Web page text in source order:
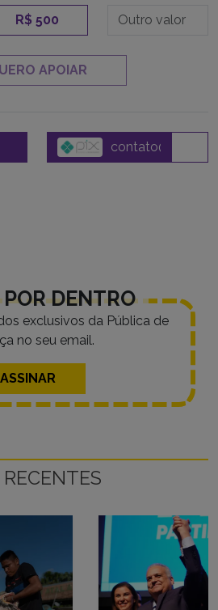
R$ 500
APOIAR
DENTRO
exclusivos da Pública de
no seu email.
ASSINAR